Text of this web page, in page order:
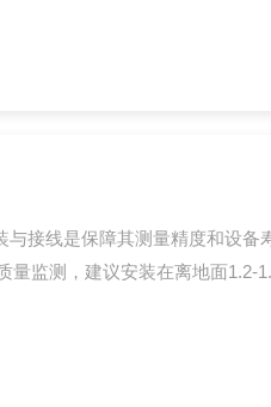
接线是保障其测量精度和设
监测，建议安装在离地面1.2-